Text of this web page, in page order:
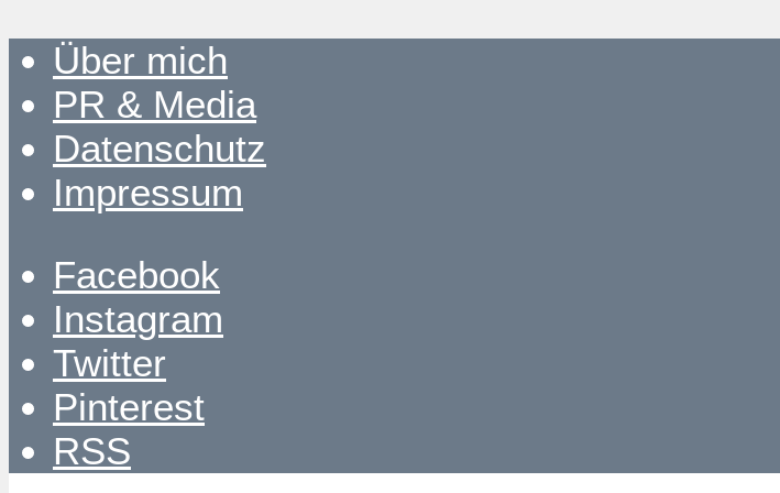
Über mich
PR & Media
Datenschutz
Impressum
Facebook
Instagram
Twitter
Pinterest
RSS